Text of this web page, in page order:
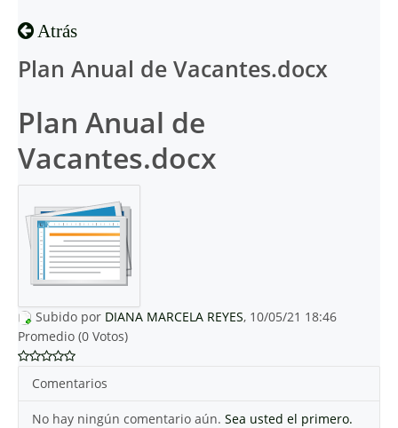
Atrás
Plan Anual de Vacantes.docx
Plan Anual de
Vacantes.docx
Subido por DIANA MARCELA REYES, 10/05/21 18:46
Promedio (0 Votos)
Comentarios
No hay ningún comentario aún. Sea usted el primero.